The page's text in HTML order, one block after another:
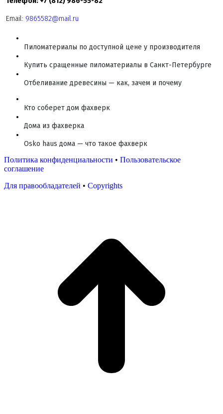
Email: 9865582@mail.ru
Пиломатериалы по доступной цене у производителя
Купить сращенные пиломатериалы в Санкт-Петербурге
Отбеливание древесины — как, зачем и почему
Кто соберет дом фахверк
Дома из фахверка
Osko haus дома — что такое фахверк
Политика конфиденциальности • Пользовательское
соглашение
Для правообладателей • Copyrights